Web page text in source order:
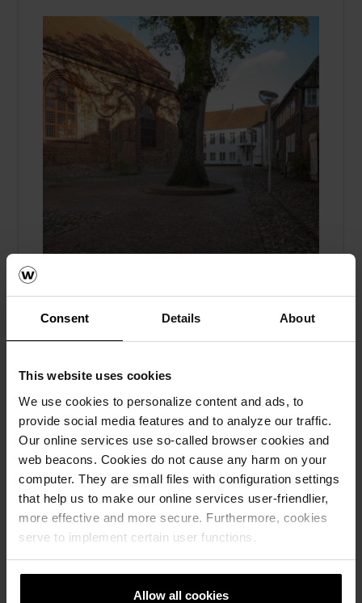
Consent Details About
This website uses cookies
We use cookies to personalize content and ads, to
provide social media features and to analyze our traffic.
Our online services use so-called browser cookies and
web beacons. Cookies do not cause any harm on your
computer. They are small files with configuration settings
that help us to make our online services user-friendlier,
more effective and more secure. Furthermore, cookies
serve to implement certain user functions.
Allow all cookies
Historisk kirkebakke får nytt liv med
belegningssteiner
Referanser, Marktegl
Kirkebakken ved Tønder Kristkirke i
Danmark er blitt renovert med stor respekt
for omgivelsene, og har fått ny belegning fra
wienerberger.
Les mer
Referanser, Marktegl